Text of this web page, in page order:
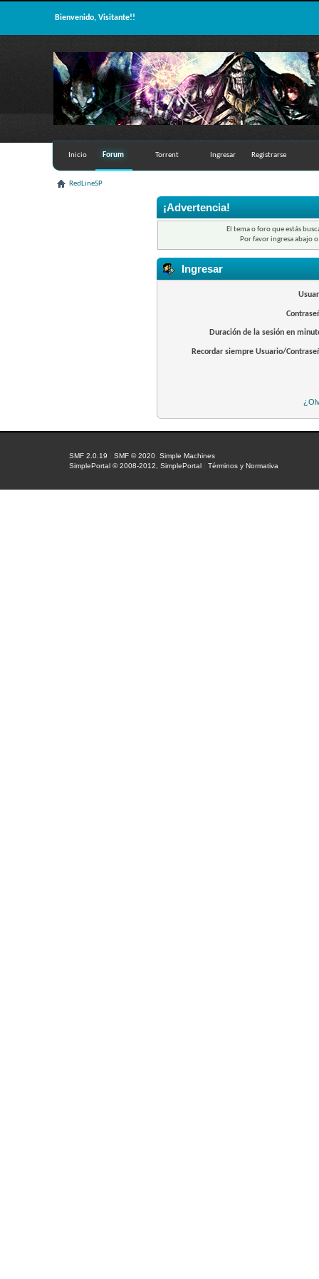
Bienvenido, Visitante!!
Inicio Forum Torrent Ingresar Registrarse
RedLineSP
¡Advertencia!
El tema o foro que estás
Por favor ingresa abajo
Ingresar
Duración de la sesión en
Recordar siempre Usuario/
SMF 2.0.19 |SMF © 2020 ,Simple Machines
SimplePortal © 2008-2012, SimplePortal |Términos y Normativa